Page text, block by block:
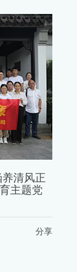
清风正
主题党
分享